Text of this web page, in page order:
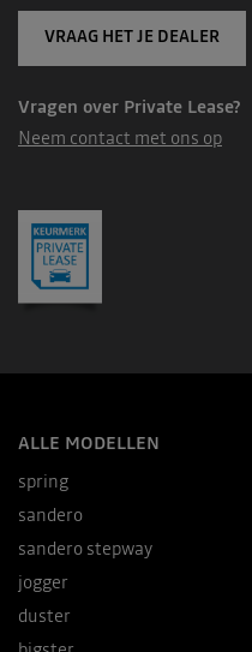
VRAAG HET JE DEALER
Vragen over Private Lease?
Neem contact met ons op
ALLE MODELLEN
spring
sandero
sandero stepway
jogger
duster